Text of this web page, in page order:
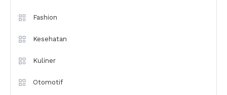
Fashion
Kesehatan
Kuliner
Otomotif